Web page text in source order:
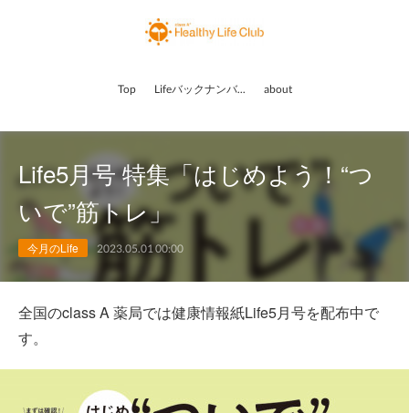
Top Lifeバックナンバー about
Life5月号 特集「はじめよう！“つ
いで”筋トレ」
今月のLife 2023.05.01 00:00
全国のclass A 薬局では健康情報紙Life5月号を配布中で
す。